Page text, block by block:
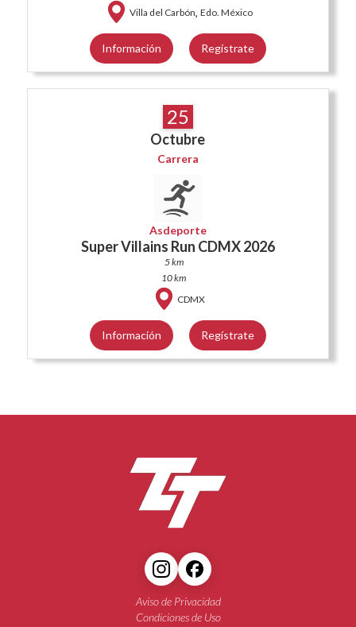
Villa del Carbón, Edo. México
Información Regístrate
25
Octubre
Carrera
Asdeporte
Super Villains Run CDMX 2026
5 km
10 km
CDMX
Información Regístrate
Aviso de Privacidad
Condiciones de Uso